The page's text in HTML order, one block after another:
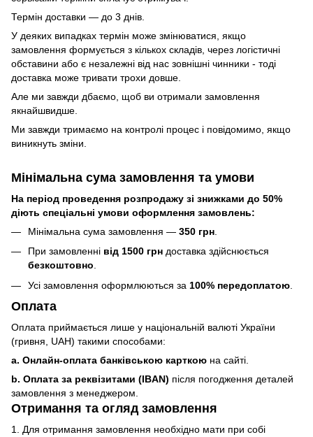
Термін доставки — до 3 днів.
У деяких випадках термін може змінюватися, якщо
замовлення формується з кількох складів, через логістичні
обставини або є незалежні від нас зовнішні чинники - тоді
доставка може тривати трохи довше.
Але ми завжди дбаємо, щоб ви отримали замовлення
якнайшвидше.
Ми завжди тримаємо на контролі процес і повідомимо, якщо
виникнуть зміни.
Мінімальна сума замовлення та умови
На період проведення розпродажу зі знижками до 50%
діють спеціальні умови оформлення замовлень:
Мінімальна сума замовлення — 350 грн
При замовленні від 1500 грн доставка здійснюється
безкоштовно.
Усі замовлення оформлюються за 100% передоплатою
Оплата
Оплата приймається лише у національній валюті України
(гривня, UAH) такими способами:
a. Онлайн-оплата банківською карткою на сайті.
b. Оплата за реквізитами (IBAN) після погодження деталей
замовлення з менеджером.
Отримання та огляд замовлення
1. Для отримання замовлення необхідно мати при собі